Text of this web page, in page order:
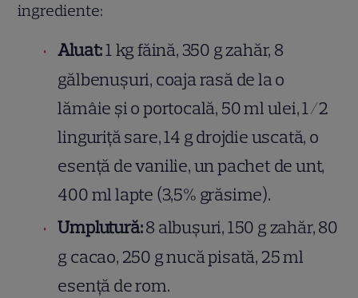
ingrediente:
Aluat:1 kg făină, 350 g zahăr, 8
gălbenușuri, coaja rasă de la o
lămâie și o portocală, 50 ml ulei, 1/2
linguriță sare, 14 g drojdie uscată, o
esență de vanilie, un pachet de unt,
400 ml lapte (3,5% grăsime).
Umplutură:8 albușuri, 150 g zahăr, 80
g cacao, 250 g nucă pisată, 25 ml
esență de rom.